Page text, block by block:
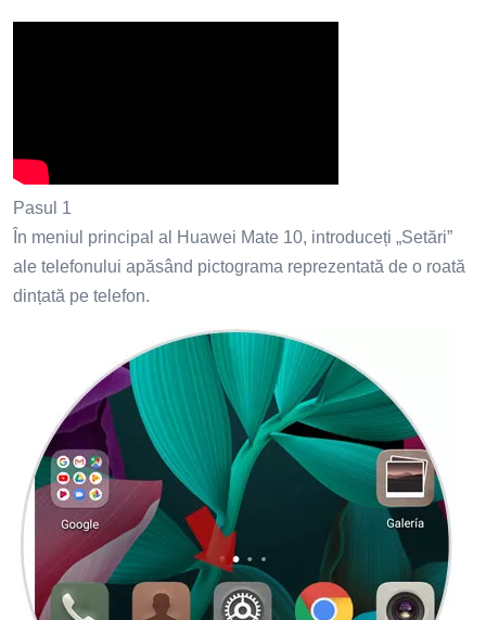
Pasul 1
În meniul principal al Huawei Mate 10, introduceți „Setări”
ale telefonului apăsând pictograma reprezentată de o roată
dințată pe telefon.